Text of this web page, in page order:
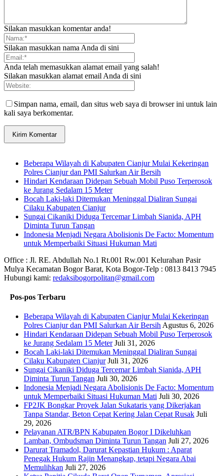
Silakan masukkan komentar anda!
Silakan masukkan nama Anda di sini
Anda telah memasukkan alamat email yang salah!
Silakan masukkan alamat email Anda di sini
Simpan nama, email, dan situs web saya di browser ini untuk lain
kali saya berkomentar.
Beberapa Wilayah di Kabupaten Cianjur Mulai Kekeringan
Polres Cianjur dan PMI Salurkan Air Bersih
Hindari Kendaraan Didepan Sebuah Mobil Puso Terperosok
ke Jurang Sedalam 15 Meter
Bocah Laki-laki Ditemukan Meninggal Dialiran Sungai
Cilaku Kabupaten Cianjur
Sungai Cikaniki Diduga Tercemar Limbah Sianida, APH
Diminta Turun Tangan
‎Indonesia Menjadi Negara Abolisionis De Facto: Momentum
untuk Memperbaiki Situasi Hukuman Mati
Office : Jl. RE. Abdullah No.1 Rt.001 Rw.001 Kelurahan Pasir
Mulya Kecamatan Bogor Barat, Kota Bogor-Telp : 0813 8413 7945
Hubungi kami: redaksibogorpolitan@gmail.com
Pos-pos Terbaru
Beberapa Wilayah di Kabupaten Cianjur Mulai Kekeringan
Polres Cianjur dan PMI Salurkan Air Bersih Agustus 6, 2026
Hindari Kendaraan Didepan Sebuah Mobil Puso Terperosok
ke Jurang Sedalam 15 Meter Juli 31, 2026
Bocah Laki-laki Ditemukan Meninggal Dialiran Sungai
Cilaku Kabupaten Cianjur Juli 31, 2026
Sungai Cikaniki Diduga Tercemar Limbah Sianida, APH
Diminta Turun Tangan Juli 30, 2026
‎Indonesia Menjadi Negara Abolisionis De Facto: Momentum
untuk Memperbaiki Situasi Hukuman Mati Juli 30, 2026
FP2JK Bongkar Proyek Jalan Sukataris yang Dikerjakan
Tanpa Standar, Beton Cepat Kering Jalan Cepat Rusak Juli
29, 2026
Pelayanan ATR/BPN Kabupaten Bogor I Dikeluhkan
Lamban, Ombudsman Diminta Turun Tangan Juli 27, 2026
Darurat Tramadol, Darurat Kepastian Hukum : Aparat
Penegak Hukum Rajin Menangkap, tetapi Negara Abai
Memulihkan Juli 27, 2026